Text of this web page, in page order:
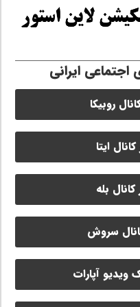
ایرانی
روبیکا
ایتا
بله
سروش
ویدیو آپارات